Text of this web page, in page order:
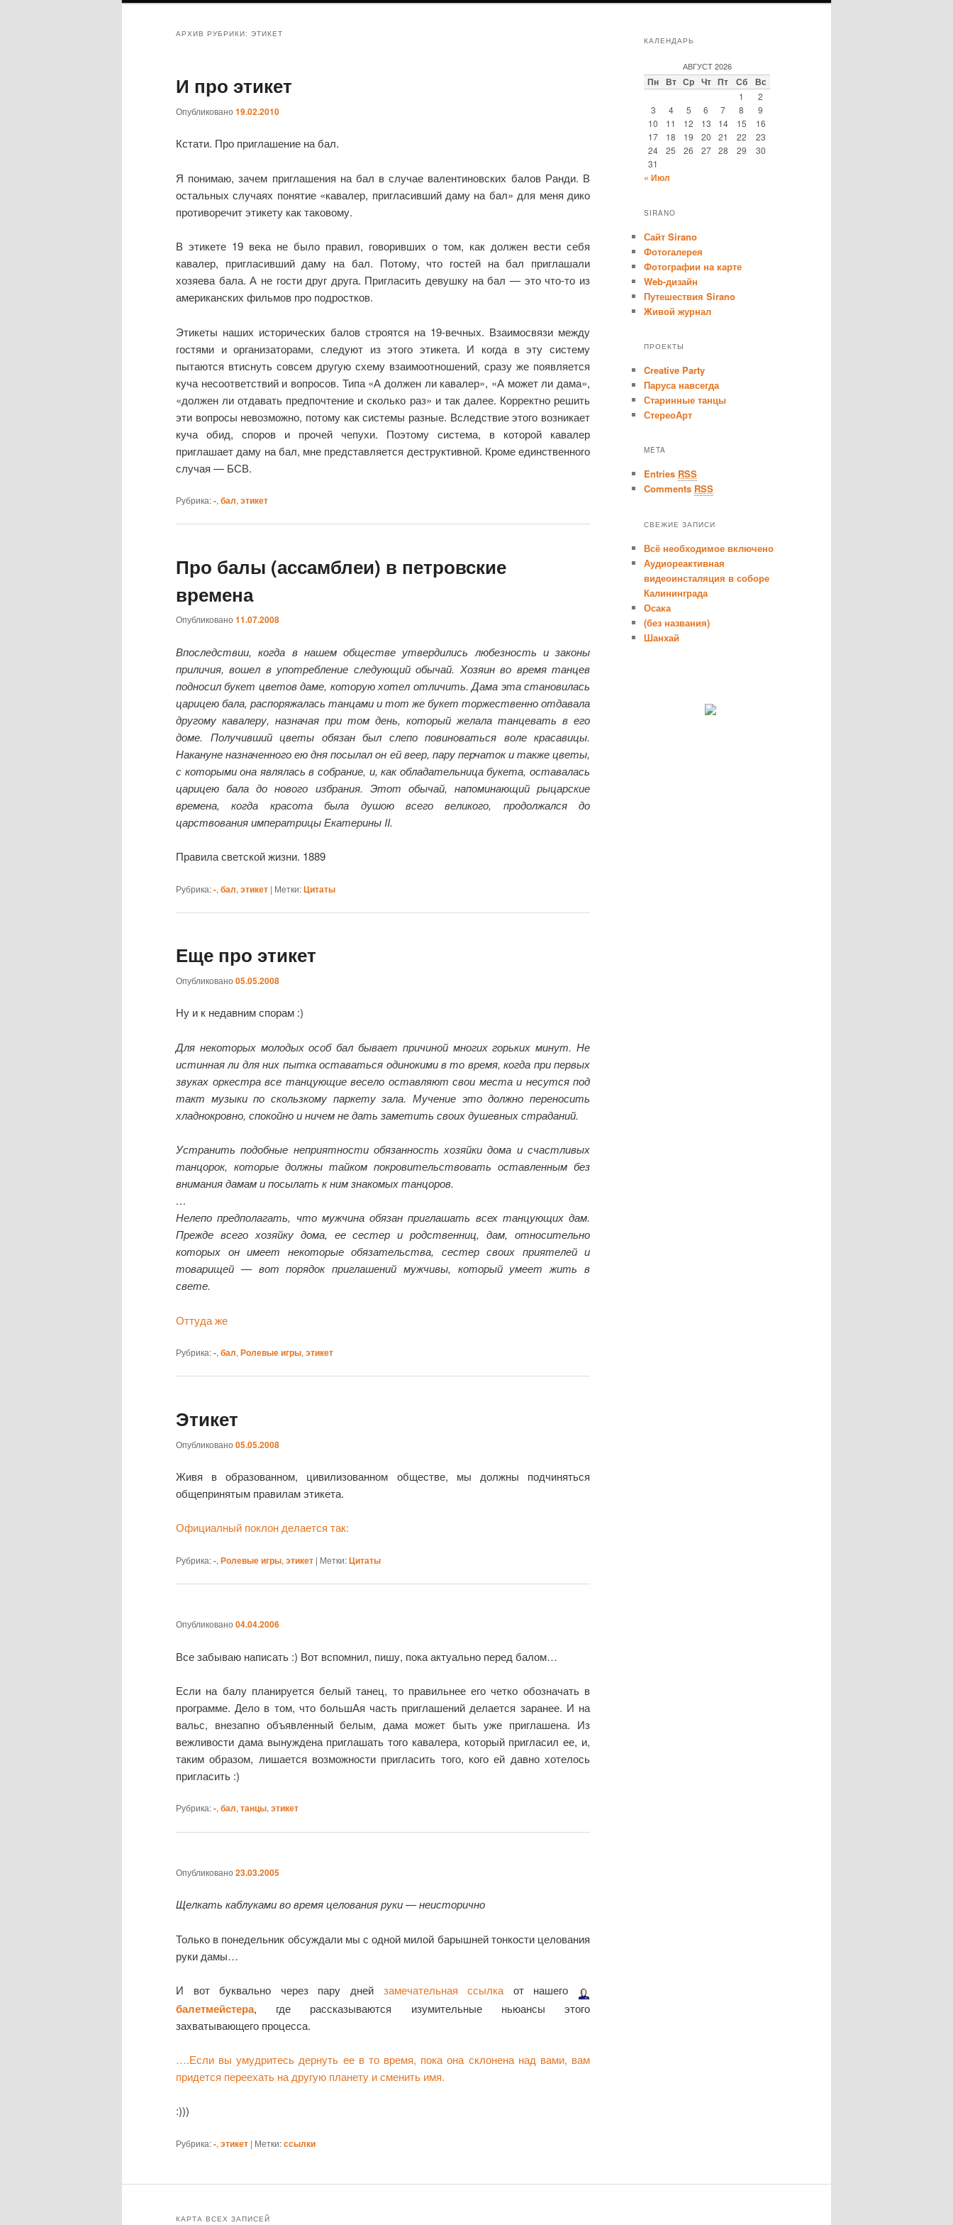
АРХИВ РУБРИКИ: ЭТИКЕТ
И про этикет
Опубликовано 19.02.2010
Кстати. Про приглашение на бал.
Я понимаю, зачем приглашения на бал в случае валентиновских балов Ранди. В
остальных случаях понятие «кавалер, пригласивший даму на бал» для меня дико
противоречит этикету как таковому.
В этикете 19 века не было правил, говоривших о том, как должен вести себя
кавалер, пригласивший даму на бал. Потому, что гостей на бал приглашали
хозяева бала. А не гости друг друга. Пригласить девушку на бал — это что-то из
американских фильмов про подростков.
Этикеты наших исторических балов строятся на 19-вечных. Взаимосвязи между
гостями и организаторами, следуют из этого этикета. И когда в эту систему
пытаются втиснуть совсем другую схему взаимоотношений, сразу же появляется
куча несоответствий и вопросов. Типа «А должен ли кавалер», «А может ли дама»,
«должен ли отдавать предпочтение и сколько раз» и так далее. Корректно решить
эти вопросы невозможно, потому как системы разные. Вследствие этого возникает
куча обид, споров и прочей чепухи. Поэтому система, в которой кавалер
приглашает даму на бал, мне представляется деструктивной. Кроме единственного
случая — БСВ.
Рубрика:-, бал, этикет
Про балы (ассамблеи) в петровские
времена
Опубликовано 11.07.2008
Впоследствии, когда в нашем обществе утвердились любезность и законы
приличия, вошел в употребление следующий обычай. Хозяин во время танцев
подносил букет цветов даме, которую хотел отличить. Дама эта становилась
царицею бала, распоряжалась танцами и тот же букет торжественно отдавала
другому кавалеру, назначая при том день, который желала танцевать в его
доме. Получивший цветы обязан был слепо повиноваться воле красавицы.
Накануне назначенного ею дня посылал он ей веер, пару перчаток и также цветы,
с которыми она являлась в собрание, и, как обладательница букета, оставалась
царицею бала до нового избрания. Этот обычай, напоминающий рыцарские
времена, когда красота была душою всего великого, продолжался до
царствования императрицы Екатерины II.
Правила светской жизни. 1889
Рубрика:-, бал, этикет | Метки:Цитаты
Еще про этикет
Опубликовано 05.05.2008
Ну и к недавним спорам :)
Для некоторых молодых особ бал бывает причиной многих горьких минут. Не
истинная ли для них пытка оставаться одинокими в то время, когда при первых
звуках оркестра все танцующие весело оставляют свои места и несутся под
такт музыки по скользкому паркету зала. Мучение это должно переносить
хладнокровно, спокойно и ничем не дать заметить своих душевных страданий.
Устранить подобные неприятности обязанность хозяйки дома и счастливых
танцорок, которые должны тайком покровительствовать оставленным без
внимания дамам и посылать к ним знакомых танцоров.
…
Нелепо предполагать, что мужчина обязан приглашать всех танцующих дам.
Прежде всего хозяйку дома, ее сестер и родственниц, дам, относительно
которых он имеет некоторые обязательства, сестер своих приятелей и
товарищей — вот порядок приглашений мужчивы, который умеет жить в
свете.
Оттуда же
Рубрика:-, бал, Ролевые игры, этикет
Этикет
Опубликовано 05.05.2008
Живя в образованном, цивилизованном обществе, мы должны подчиняться
общепринятым правилам этикета.
Официалный поклон делается так:
Рубрика:-, Ролевые игры, этикет | Метки:Цитаты
Опубликовано 04.04.2006
Все забываю написать :) Вот вспомнил, пишу, пока актуально перед балом…
Если на балу планируется белый танец, то правильнее его четко обозначать в
программе. Дело в том, что большАя часть приглашений делается заранее. И на
вальс, внезапно объявленный белым, дама может быть уже приглашена. Из
вежливости дама вынуждена приглашать того кавалера, который пригласил ее, и,
таким образом, лишается возможности пригласить того, кого ей давно хотелось
пригласить :)
Рубрика:-, бал, танцы, этикет
Опубликовано 23.03.2005
Щелкать каблуками во время целования руки — неисторично
Только в понедельник обсуждали мы с одной милой барышней тонкости целования
руки дамы…
И вот буквально через пару дней замечательная ссылка от нашего
балетмейстера, где рассказываются изумительные ньюансы этого
захватывающего процесса.
….Если вы умудритесь дернуть ее в то время, пока она склонена над вами, вам
придется переехать на другую планету и сменить имя.
:)))
Рубрика:-, этикет | Метки:ссылки
КАЛЕНДАРЬ
АВГУСТ 2026
Пн Вт Ср Чт Пт Сб Вс
1
2
3
4 5 6 7 8
9
10
11 12 13 14 15
16
17
18 19 20 21 22
23
24
25 26 27 28 29
30
31
« Июл
SIRANO
Сайт Sirano
Фотогалерея
Фотографии на карте
Web-дизайн
Путешествия Sirano
Живой журнал
ПРОЕКТЫ
Creative Party
Паруса навсегда
Старинные танцы
СтереоАрт
META
Entries RSS
Comments RSS
СВЕЖИЕ ЗАПИСИ
Всё необходимое включено
Аудиореактивная
видеоинсталяция в соборе
Калининграда
Осака
(без названия)
Шанхай
КАРТА ВСЕХ ЗАПИСЕЙ